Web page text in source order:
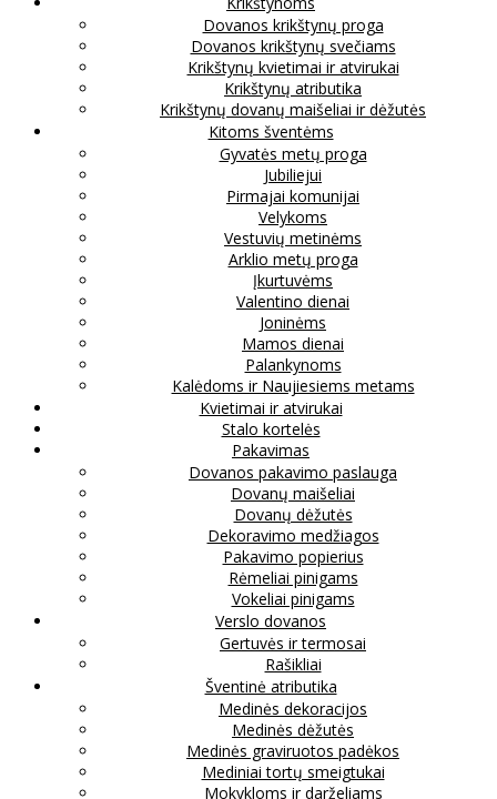
Dovanos krikštynų proga
Dovanos krikštynų svečiams
Krikštynų kvietimai ir atvirukai
Krikštynų atributika
Krikštynų dovanų maišeliai ir dėžutės
Kitoms šventėms
Gyvatės metų proga
Jubiliejui
Pirmajai komunijai
Velykoms
Vestuvių metinėms
Arklio metų proga
Įkurtuvėms
Valentino dienai
Joninėms
Mamos dienai
Palankynoms
Kalėdoms ir Naujiesiems metams
Kvietimai ir atvirukai
Stalo kortelės
Pakavimas
Dovanos pakavimo paslauga
Dovanų maišeliai
Dovanų dėžutės
Dekoravimo medžiagos
Pakavimo popierius
Rėmeliai pinigams
Vokeliai pinigams
Verslo dovanos
Gertuvės ir termosai
Rašikliai
Šventinė atributika
Medinės dekoracijos
Medinės dėžutės
Medinės graviruotos padėkos
Mediniai tortų smeigtukai
Mokykloms ir darželiams